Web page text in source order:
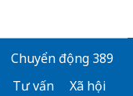
Chuyển động 389
Tư vấn
Xã hội